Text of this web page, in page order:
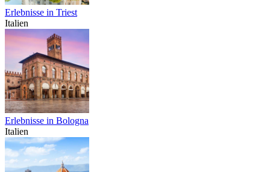
Erlebnisse in Triest
Italien
Erlebnisse in Bologna
Italien